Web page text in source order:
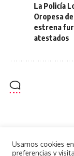
La Policía
Oropesa
estrena
atestados
Usamos cookies
preferencias y